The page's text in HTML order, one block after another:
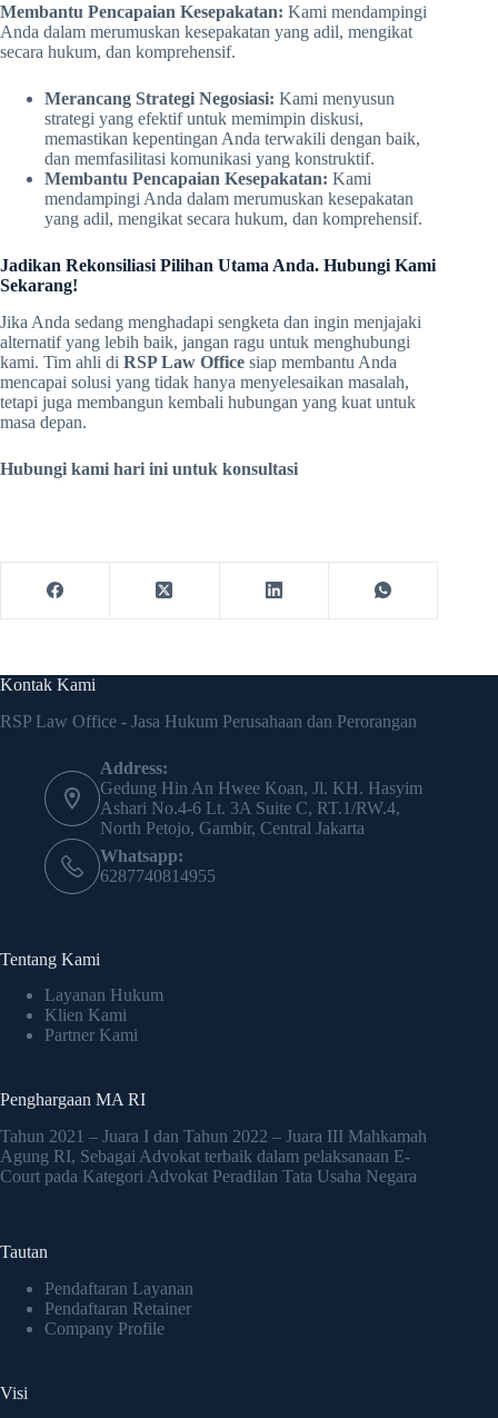
Membantu Pencapaian Kesepakatan: Kami mendampingi
Anda dalam merumuskan kesepakatan yang adil, mengikat
secara hukum, dan komprehensif.
Merancang Strategi Negosiasi: Kami menyusun
strategi yang efektif untuk memimpin diskusi,
memastikan kepentingan Anda terwakili dengan baik,
dan memfasilitasi komunikasi yang konstruktif.
Membantu Pencapaian Kesepakatan: Kami
mendampingi Anda dalam merumuskan kesepakatan
yang adil, mengikat secara hukum, dan komprehensif.
Jadikan Rekonsiliasi Pilihan Utama Anda. Hubungi Kami
Sekarang!
Jika Anda sedang menghadapi sengketa dan ingin menjajaki
alternatif yang lebih baik, jangan ragu untuk menghubungi
kami. Tim ahli di RSP Law Office siap membantu Anda
mencapai solusi yang tidak hanya menyelesaikan masalah,
tetapi juga membangun kembali hubungan yang kuat untuk
masa depan.
Hubungi kami hari ini untuk konsultasi
Kontak Kami
RSP Law Office - Jasa Hukum Perusahaan dan Perorangan
Address:
Gedung Hin An Hwee Koan, Jl. KH. Hasyim
Ashari No.4-6 Lt. 3A Suite C, RT.1/RW.4,
North Petojo, Gambir, Central Jakarta
Whatsapp:
6287740814955
Tentang Kami
Layanan Hukum
Klien Kami
Partner Kami
Penghargaan MA RI
Tahun 2021 – Juara I dan Tahun 2022 – Juara III Mahkamah
Agung RI, Sebagai Advokat terbaik dalam pelaksanaan E-
Court pada Kategori Advokat Peradilan Tata Usaha Negara
Tautan
Pendaftaran Layanan
Pendaftaran Retainer
Company Profile
Visi